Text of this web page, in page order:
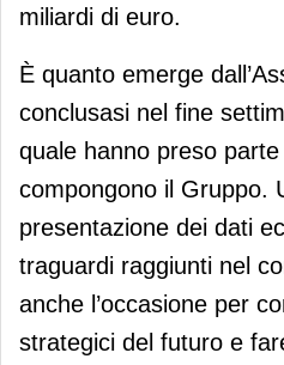
miliardi di euro.
È quanto emerge
conclusasi nel fine
quale hanno preso
compongono il Gruppo.
presentazione dei dati
traguardi raggiunti nel
anche l’occasione per
strategici del futuro e